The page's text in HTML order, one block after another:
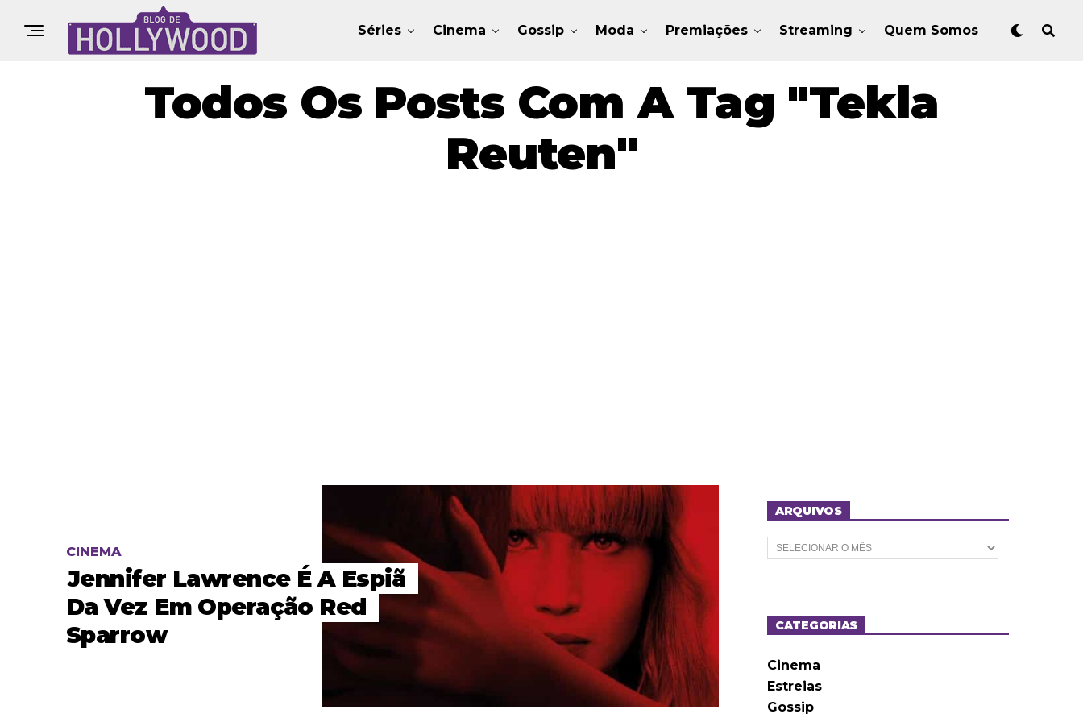
Séries Cinema Gossip Moda Premiações Streaming Quem Somos
Todos Os Posts Com A Tag "Tekla
Reuten"
CINEMA
Jennifer Lawrence É A Espiã
Da Vez Em Operação Red
Sparrow
ARQUIVOS
A
r
o
sCATEGORIAS
Cinema
Estreias
Gossip